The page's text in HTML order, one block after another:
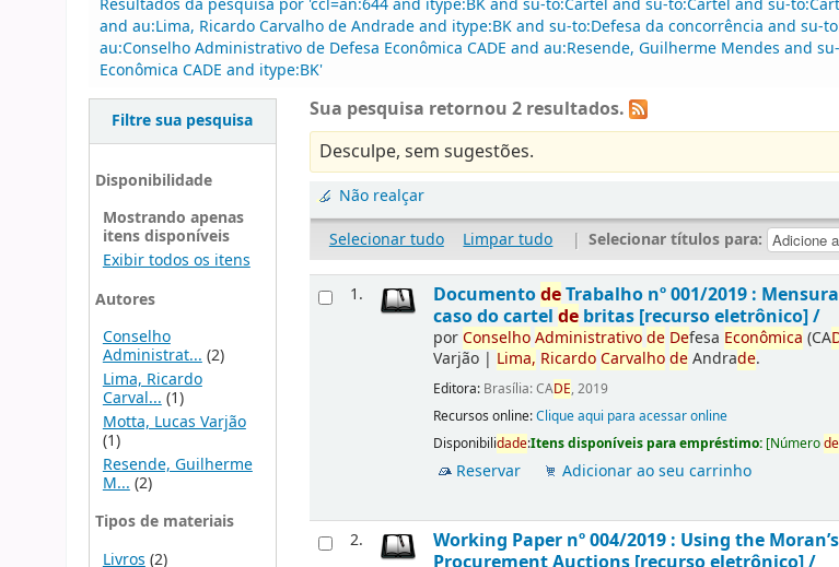
Resultados da pesquisa por 'ccl=an:644 and itype:BK and su-to:Cartel and su-to:Cartel and su-
and au:Lima, Ricardo Carvalho de Andrade and itype:BK and su-to:Defesa da concorrência and su-
au:Conselho Administrativo de Defesa Econômica CADE and au:Resende, Guilherme Mendes and
Econômica CADE and itype:BK'
Filtre sua pesquisa
Disponibilidade
Mostrando apenas
itens disponíveis
Exibir todos os itens
Autores
Conselho
Administrat...(2)
Lima, Ricardo
Carval... (1)
Motta, Lucas Varjão
(1)
Resende, Guilherme
M... (2)
Tipos de materiais
Livros (2)
Sua pesquisa retornou 2 resultados.
Desculpe, sem sugestões.
Não realçar
Selecionar tudo
Limpar tudo | Selecionar títulos para:
1. DocumentodeTrabalho nº 001/2019 :
caso do cartelde britas [recurso eletrônico] /
porConselhoAdministrativode Defesa Econômica (CA
Varjão | Lima, RicardoCarvalhodeAndrade.
Editora: Brasília: CADE, 2019
Recursos online:Clique aqui para acessar online
Disponibilidade:Itens disponíveis para empréstimo: [Númerode
Reservar Adicionar ao seu carrinho
2. Working Paper nº 004/2019 : Using the